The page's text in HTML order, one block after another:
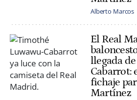
Alberto Marcos
El Real
llegada
Cabarrot:
fichaje
Martínez